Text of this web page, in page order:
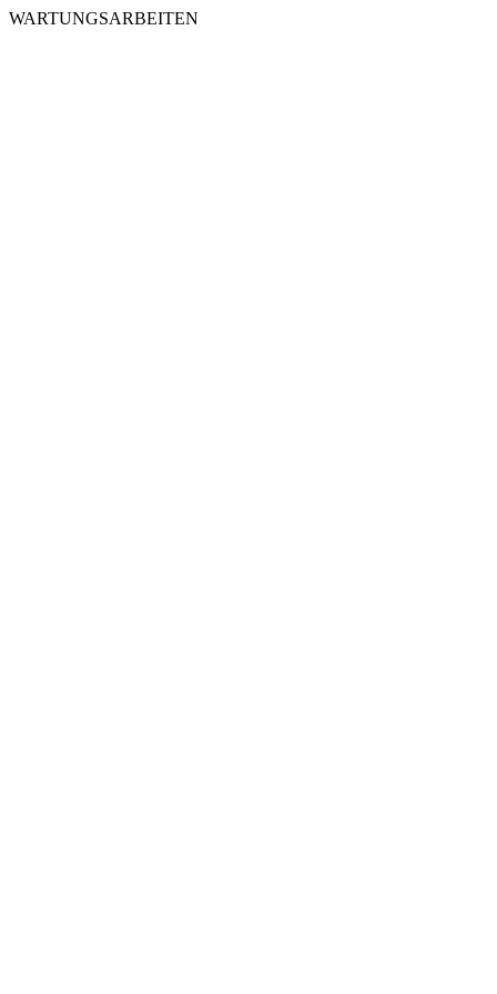
WARTUNGSARBEITEN